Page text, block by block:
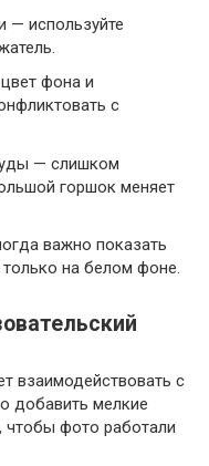
— используйте
фона и
с
— слишком
горшок меняет
важно показать
только на белом фоне.
взаимодействовать с
добавить мелкие
чтобы фото работали